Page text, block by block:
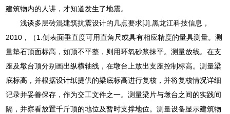
建筑物内的人讲，才知道发生了地震。
浅谈多层砖混建筑抗震设计的几点要求[J].黑龙江科技信息，
2010，（1.侧表面垂直度可用直角尺或具有相应精度的量具测量。测
量垫石顶面标高，如顶不平整，则用环氧砂浆抹平。测量放线。在支
座及墩台顶分别画出纵横轴线，在墩台上放出支座控制标高。测量梁
底标高，并根据设计纸提供的梁底标高进行复核，并将复核情况详细
记录并妥善保存，作为交工文件之一。测量梁片与墩台之间的实践间
隔，并察看放置千斤顶的地位及暂时支撑地位。测量设备显示建筑物